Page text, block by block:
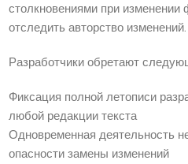
столкновениями при
отследить авторство изменений.
Разработчики обретают
Фиксация полной летописи
любой редакции текста
Одновременная деятельность
опасности замены изменений